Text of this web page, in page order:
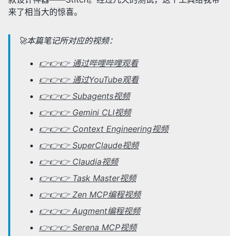
来了相当大的惊喜。
🚀本篇笔记所对应的视频：
👉👉👉 通过哔哩哔哩观看
👉👉👉 通过YouTube观看
👉👉👉 Subagents视频
👉👉👉 Gemini CLI视频
👉👉👉 Context Engineering视频
👉👉👉 SuperClaude视频
👉👉👉 Claudia视频
👉👉👉 Task Master视频
👉👉👉 Zen MCP编程视频
👉👉👉 Augment编程视频
👉👉👉 Serena MCP视频